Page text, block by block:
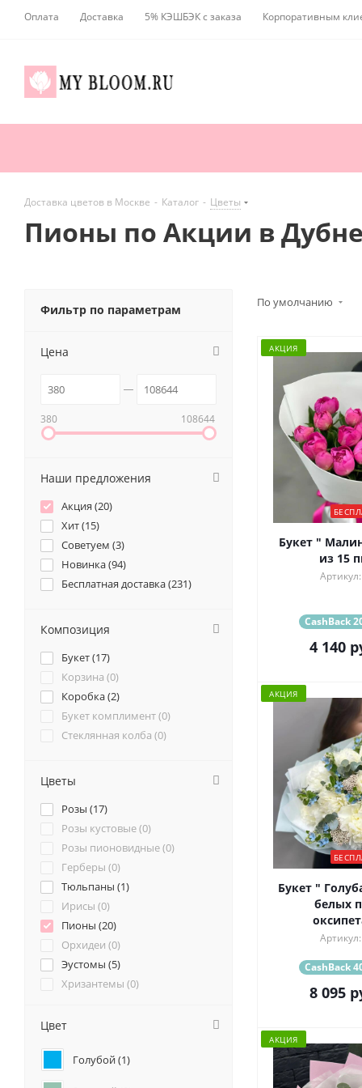
Оплата Доставка 5% КЭШБЭК с заказа Корпоративным
Доставка цветов в Москве - Каталог - Цветы
Пионы по Акции в Дубне
По умолчанию
АКЦИЯ
Букет "
из 15
CashBack
4 140
АКЦИЯ
Букет "
белых
CashBack
8 095
АКЦИЯ
Фильтр по параметрам
Цена
380 108644
Наши предложения
Акция (20)
Хит (15)
Советуем (3)
Новинка (94)
Бесплатная доставка (231)
Композиция
Букет (17)
Корзина (0)
Коробка (2)
Букет комплимент (0)
Стеклянная колба (0)
Цветы
Розы (17)
Розы кустовые (0)
Розы пионовидные (0)
Герберы (0)
Тюльпаны (1)
Ирисы (0)
Пионы (20)
Орхидеи (0)
Эустомы (5)
Хризантемы (0)
Ранункулюсы (
Гортензии (1)
Цвет
Голубой (1)